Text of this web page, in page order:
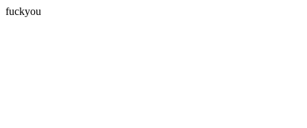
fuckyou